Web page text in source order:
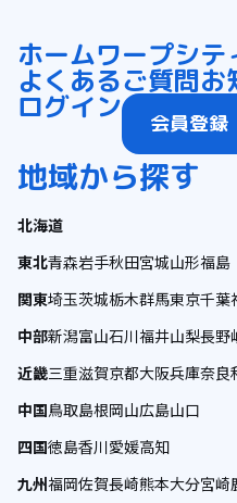
ホームワープシテ
よくあるご質問お
ログイン 会員登録
地域から探す
北海道
東北青森岩手秋田宮城山形福島
関東埼玉茨城栃木群馬東京千葉
中部新潟富山石川福井山梨長野
近畿三重滋賀京都大阪兵庫奈良
中国鳥取島根岡山広島山口
四国徳島香川愛媛高知
九州福岡佐賀長崎熊本大分宮崎